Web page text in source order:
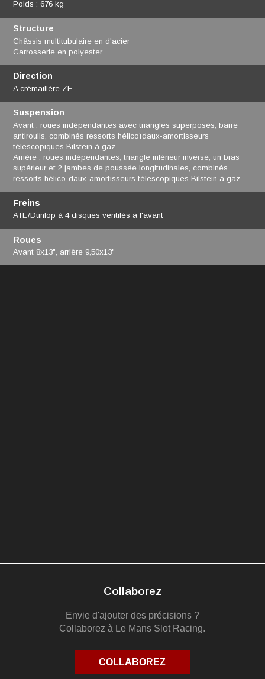
Poids : 676 kg
Structure
Châssis multitubulaire en d'acier
Carrosserie en polyester
Direction
A crémaillère ZF
Suspension
Avant : roues indépendantes avec triangles superposés, barre
antiroulis, combinés ressorts hélicoïdaux-amortisseurs
télescopiques Bilstein à gaz
Arrière : roues indépendantes, triangle inférieur inversé, un bras
supérieur et 2 jambes de poussée longitudinales, combinés
ressorts hélicoïdaux-amortisseurs télescopiques Bilstein à gaz
Freins
ATE/Dunlop à 4 disques ventilés à l'avant
Roues
Avant 8x13", arrière 9,50x13"
Collaborez
Envie d'ajouter des précisions ?
Collaborez à Le Mans Slot Racing.
COLLABOREZ